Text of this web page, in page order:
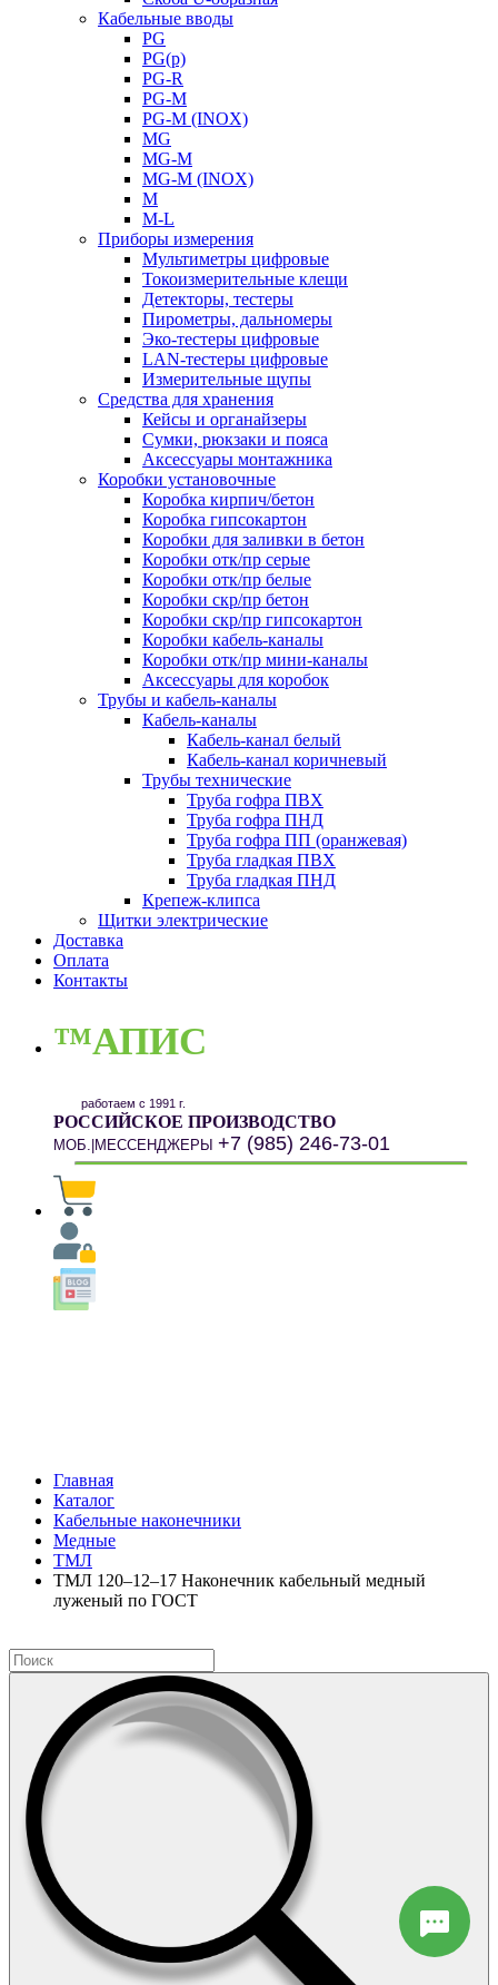
Кабельные вводы
PG
PG(p)
PG-R
PG-M
PG-M (INOX)
MG
MG-M
MG-M (INOX)
M
M-L
Приборы измерения
Мультиметры цифровые
Токоизмерительные клещи
Детекторы, тестеры
Пирометры, дальномеры
Эко-тестеры цифровые
LAN-тестеры цифровые
Измерительные щупы
Средства для хранения
Кейсы и органайзеры
Сумки, рюкзаки и пояса
Аксессуары монтажника
Коробки установочные
Коробка кирпич/бетон
Коробка гипсокартон
Коробки для заливки в бетон
Коробки отк/пр серые
Коробки отк/пр белые
Коробки скр/пр бетон
Коробки скр/пр гипсокартон
Коробки кабель-каналы
Коробки отк/пр мини-каналы
Аксессуары для коробок
Трубы и кабель-каналы
Кабель-каналы
Кабель-канал белый
Кабель-канал коричневый
Трубы технические
Труба гофра ПВХ
Труба гофра ПНД
Труба гофра ПП (оранжевая)
Труба гладкая ПВХ
Труба гладкая ПНД
Крепеж-клипса
Щитки электрические
Доставка
Оплата
Контакты
™АПИС
работаем с 1991 г.
РОССИЙСКОЕ ПРОИЗВОДСТВО
МОБ.|МЕССЕНДЖЕРЫ +7 (985) 246-73-01
Главная
Каталог
Кабельные наконечники
Медные
ТМЛ
ТМЛ 120–12–17 Наконечник кабельный медный
луженый по ГОСТ